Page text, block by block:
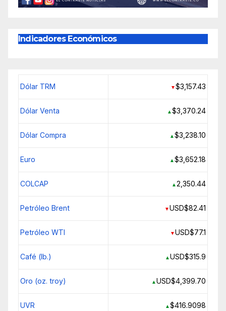
Indicadores Económicos
Dólar TRM ▼$3,157.43
Dólar Venta ▲$3,370.24
Dólar Compra ▲$3,238.10
Euro ▲$3,652.18
COLCAP ▲2,350.44
Petróleo Brent ▼USD$82.41
Petróleo WTI ▼USD$77.1
Café (lb.) ▲USD$315.9
Oro (oz. troy) ▲USD$4,399.70
UVR ▲$416.9098